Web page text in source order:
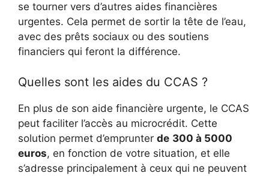
se tourner vers d’autres aides financières
urgentes. Cela permet de sortir la tête de l’eau,
avec des prêts sociaux ou des soutiens
financiers qui feront la différence.
Quelles sont les aides du CCAS ?
En plus de son aide financière urgente, le CCAS
peut faciliter l’accès au microcrédit. Cette
solution permet d’emprunter de 300 à 5000
euros, en fonction de votre situation, et elle
s’adresse principalement à ceux qui ne peuvent